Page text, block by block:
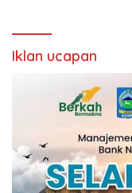
Iklan ucapan